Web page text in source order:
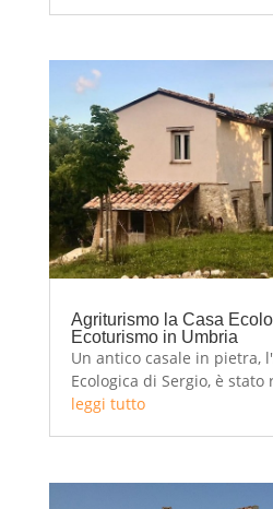
camere, suite,...
Agriturismo la Casa
Ecoturismo in Umbria
Un antico casale in pietra,
Ecologica di Sergio, è
secondo le tecniche della
leggi tutto